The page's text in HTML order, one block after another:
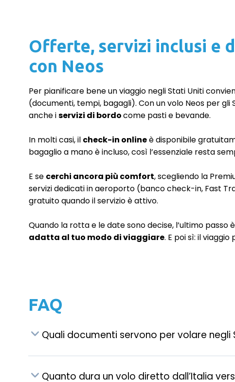
Offerte, servizi inclusi e
con Neos
Per pianificare bene un viaggio negli Stati Uniti
(documenti, tempi, bagagli). Con un volo Neos per
anche iservizi di bordocome pasti e bevande.
In molti casi, il check-in onlineè disponibile
bagaglio a mano è incluso, così l’essenziale resta
E se cerchi ancora più comfort, scegliendo la
servizi dedicati in aeroporto (banco check-in, Fast
gratuito quando il servizio è attivo.
Quando la rotta e le date sono decise, l’ultimo
adatta al tuo modo di viaggiare. E poi sì: il
FAQ
Quali documenti servono per volare
Quanto dura un volo diretto dall’Italia